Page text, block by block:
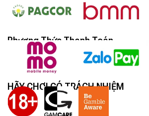
Phương Thức Thanh Toán
HÃY CHƠI CÓ TRÁCH NHIỆM